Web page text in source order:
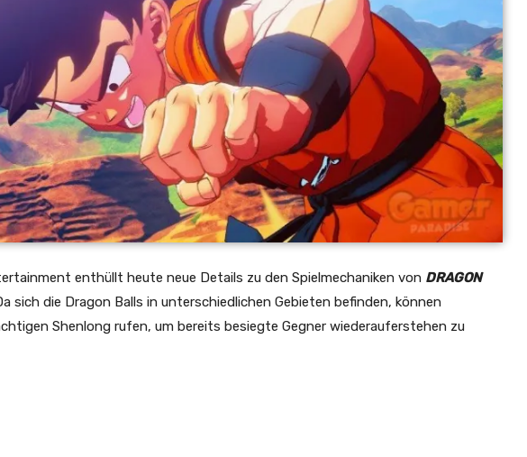
enthüllt heute neue Details zu den Spielmechaniken von DRAGON
sich die Dragon Balls in unterschiedlichen Gebieten befinden, können
Shenlong rufen, um bereits besiegte Gegner wiederauferstehen zu